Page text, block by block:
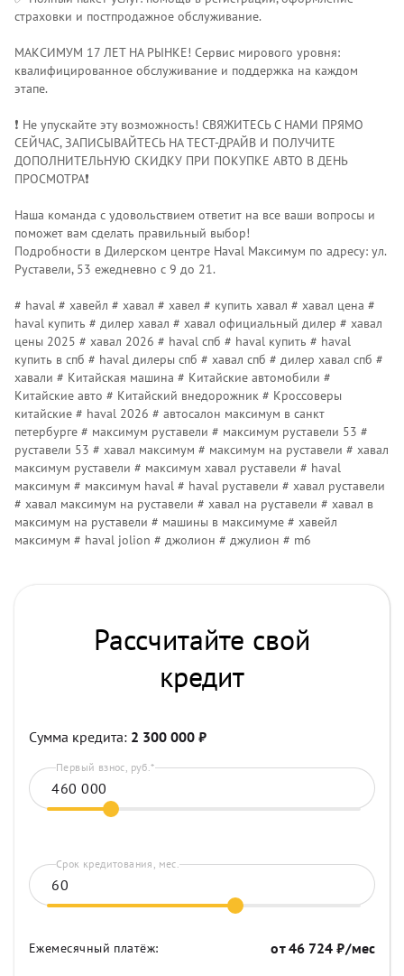
страховки и постпродажное обслуживание.
МАКСИМУМ 17 ЛЕТ НА РЫНКЕ! Сервис мирового уровня:
квалифицированное обслуживание и поддержка на каждом
этапе.
❗️ Не упускайте эту возможность! СВЯЖИТЕСЬ С НАМИ ПРЯМО
СЕЙЧАС, ЗАПИСЫВАЙТЕСЬ НА ТЕСТ-ДРАЙВ И ПОЛУЧИТЕ
ДОПОЛНИТЕЛЬНУЮ СКИДКУ ПРИ ПОКУПКЕ АВТО В ДЕНЬ
ПРОСМОТРА❗️
Наша команда с удовольствием ответит на все ваши вопросы и
поможет вам сделать правильный выбор!
Подробности в Дилерском центре Наvаl Максимум по адресу: ул.
Руставели, 53 ежедневно с 9 до 21.
# haval # хавейл # хавал # хавел # купить хавал # хавал цена #
haval купить # дилер хавал # хавал официальный дилер # хавал
цены 2025 # хавал 2026 # haval спб # haval купить # haval
купить в спб # haval дилеры спб # хавал спб # дилер хавал спб #
хавали # Китайская машина # Китайские автомобили #
Китайские авто # Китайский внедорожник # Кроссоверы
китайские # haval 2026 # автосалон максимум в санкт
петербурге # максимум руставели # максимум руставели 53 #
руставели 53 # хавал максимум # максимум на руставели # хавал
максимум руставели # максимум хавал руставели # haval
максимум # максимум haval # haval руставели # хавал руставели
# хавал максимум на руставели # хавал на руставели # хавал в
максимум на руставели # машины в максимуме # хавейл
максимум # haval jolion # джолион # джулион # m6
Рассчитайте свой
кредит
Сумма кредита: 2 300 000 ₽
Первый взнос, руб.*
Срок кредитования, мес.
Ежемесячный платёж: от46 724 ₽/мес